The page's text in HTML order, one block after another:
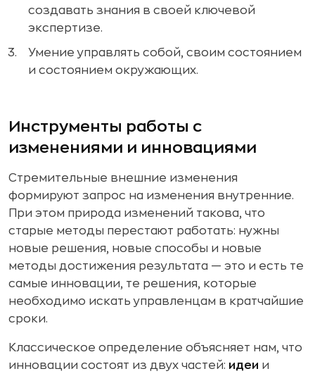
создавать знания в своей ключевой
экспертизе.
Умение управлять собой, своим состоянием
и состоянием окружающих.
Инструменты работы с
изменениями и инновациями
Стремительные внешние изменения
формируют запрос на изменения внутренние.
При этом природа изменений такова, что
старые методы перестают работать: нужны
новые решения, новые способы и новые
методы достижения результата — это и есть те
самые инновации, те решения, которые
необходимо искать управленцам в кратчайшие
сроки.
Классическое определение объясняет нам, что
инновации состоят из двух частей: идеи и